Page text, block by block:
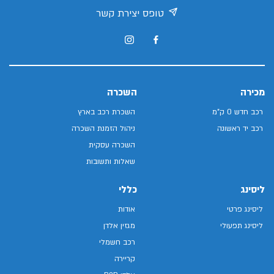
טופס יצירת קשר
מכירה
רכב חדש 0 ק"מ
רכב יד ראשונה
השכרה
השכרת רכב בארץ
ניהול הזמנת השכרה
השכרה עסקית
שאלות ותשובות
ליסינג
ליסינג פרטי
ליסינג תפעולי
כללי
אודות
מגזין אלדן
רכב חשמלי
קריירה